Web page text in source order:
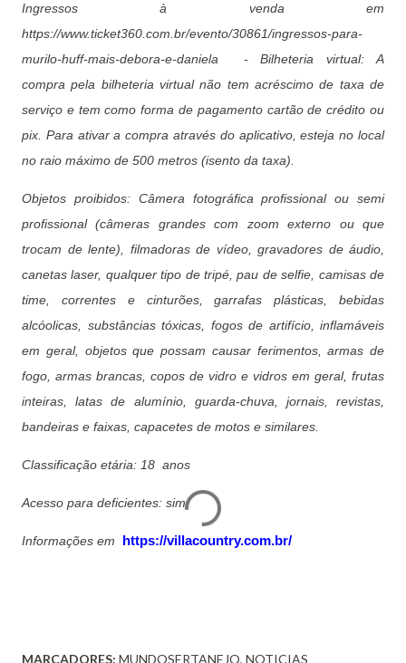
Ingressos à venda em
https://www.ticket360.com.br/evento/30861/ingressos-para-
murilo-huff-mais-debora-e-daniela - Bilheteria virtual: A
compra pela bilheteria virtual não tem acréscimo de taxa de
serviço e tem como forma de pagamento cartão de crédito ou
pix. Para ativar a compra através do aplicativo, esteja no local
no raio máximo de 500 metros (isento da taxa).
Objetos proibidos: Câmera fotográfica profissional ou semi
profissional (câmeras grandes com zoom externo ou que
trocam de lente), filmadoras de vídeo, gravadores de áudio,
canetas laser, qualquer tipo de tripé, pau de selfie, camisas de
time, correntes e cinturões, garrafas plásticas, bebidas
alcóolicas, substâncias tóxicas, fogos de artifício, inflamáveis
em geral, objetos que possam causar ferimentos, armas de
fogo, armas brancas, copos de vidro e vidros em geral, frutas
inteiras, latas de alumínio, guarda-chuva, jornais, revistas,
bandeiras e faixas, capacetes de motos e similares.
Classificação etária: 18 anos
Acesso para deficientes: sim
Informações em https://villacountry.com.br/
MARCADORES: MUNDOSERTANEJO NOTICIAS